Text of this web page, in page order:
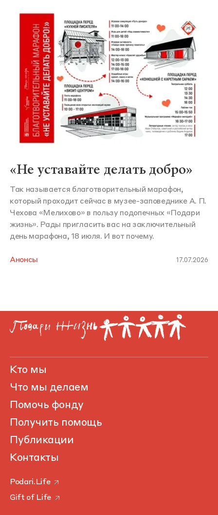
«Не уставайте делать добро»
Так называется благотворительный марафон,
который проходит сейчас в музее-заповеднике А. П.
Чехова «Мелихово» в пользу подопечных «Подари
жизнь». Рады пригласить вас на заключительный
день марафона, 18 июля. И вот почему.
Анонсы 17.07.2026
Кто мы
Что мы делаем
Помочь фонду
Получить помощь
Публикации
Контакты
Podari.Life
Gift of Life